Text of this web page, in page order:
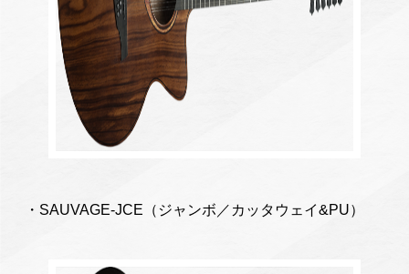
・SAUVAGE-JCE（ジャンボ／カッタウェイ&PU）